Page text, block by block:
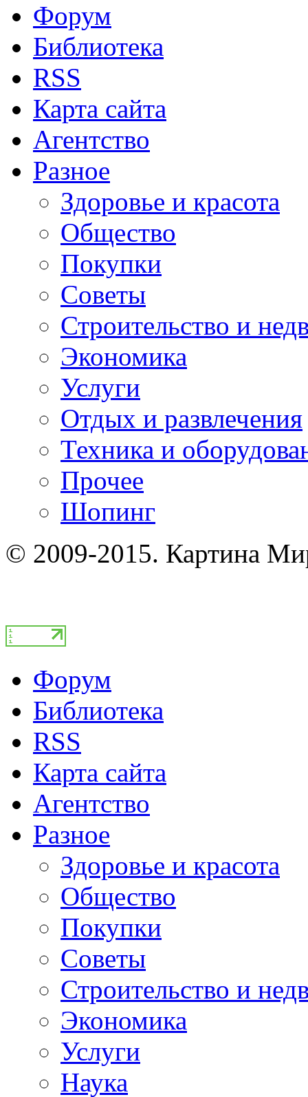
Форум
Библиотека
RSS
Карта сайта
Агентство
Разное
Здоровье и красота
Общество
Покупки
Советы
Строительство и
Экономика
Услуги
Отдых и развлечения
Техника и
Прочее
Шопинг
© 2009-2015. Картина
Форум
Библиотека
RSS
Карта сайта
Агентство
Разное
Здоровье и красота
Общество
Покупки
Советы
Строительство и
Экономика
Услуги
Наука